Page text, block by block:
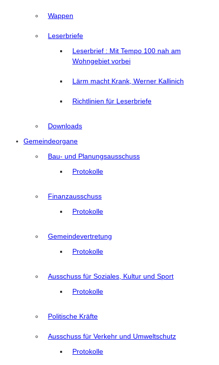
Wappen
Leserbriefe
Leserbrief : Mit Tempo 100 nah am
Wohngebiet vorbei
Lärm macht Krank, Werner Kallinich
Richtlinien für Leserbriefe
Downloads
Gemeindeorgane
Bau- und Planungsausschuss
Protokolle
Finanzausschuss
Protokolle
Gemeindevertretung
Protokolle
Ausschuss für Soziales, Kultur und Sport
Protokolle
Politische Kräfte
Ausschuss für Verkehr und Umweltschutz
Protokolle